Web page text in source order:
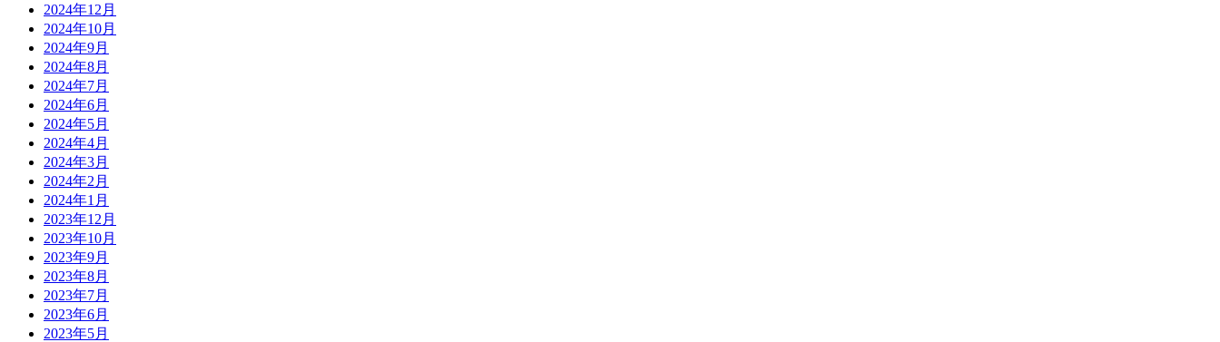
2024年12月
2024年10月
2024年9月
2024年8月
2024年7月
2024年6月
2024年5月
2024年4月
2024年3月
2024年2月
2024年1月
2023年12月
2023年10月
2023年9月
2023年8月
2023年7月
2023年6月
2023年5月